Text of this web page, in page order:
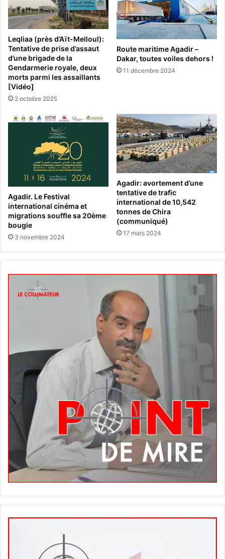
Leqliaa (près d’Aït-Melloul):
Tentative de prise d’assaut
d’une brigade de la
Gendarmerie royale, deux
morts parmi les assaillants
[Vidéo]
2 octobre 2025
Route maritime Agadir –
Dakar, toutes voiles dehors !
11 décembre 2024
Agadir. Le Festival
international cinéma et
migrations souffle sa 20ème
bougie
3 novembre 2024
Agadir: avortement d’une
tentative de trafic
international de 10,542
tonnes de Chira
(communiqué)
17 mars 2024